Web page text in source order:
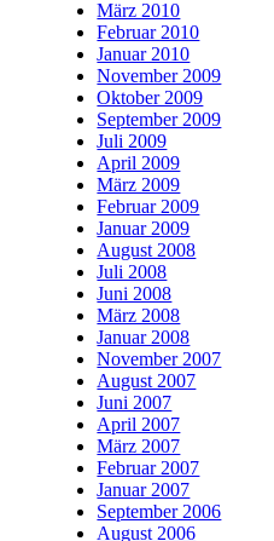
März 2010
Februar 2010
Januar 2010
November 2009
Oktober 2009
September 2009
Juli 2009
April 2009
März 2009
Februar 2009
Januar 2009
August 2008
Juli 2008
Juni 2008
März 2008
Januar 2008
November 2007
August 2007
Juni 2007
April 2007
März 2007
Februar 2007
Januar 2007
September 2006
August 2006